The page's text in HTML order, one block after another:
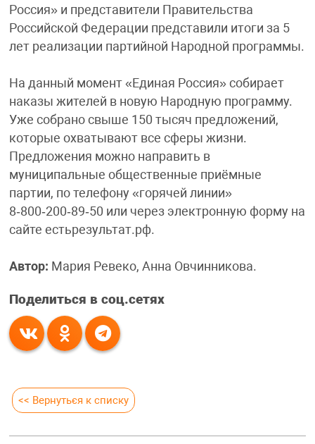
Россия» и представители Правительства
Российской Федерации представили итоги за 5
лет реализации партийной Народной программы.
На данный момент «Единая Россия» собирает
наказы жителей в новую Народную программу.
Уже собрано свыше 150 тысяч предложений,
которые охватывают все сферы жизни.
Предложения можно направить в
муниципальные общественные приёмные
партии, по телефону «горячей линии»
8‑800‑200‑89‑50 или через электронную форму на
сайте естьрезультат.рф.
Автор: Мария Ревеко, Анна Овчинникова.
Поделиться в соц.сетях
<< Вернуться к списку